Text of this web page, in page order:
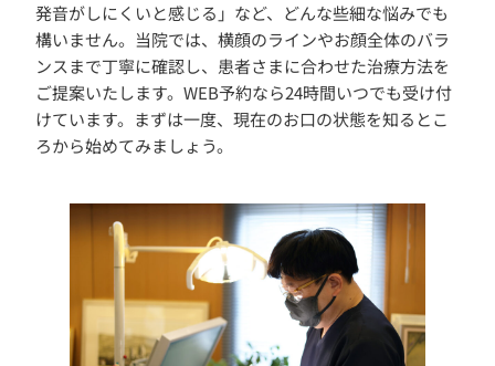
発音がしにくいと感じる」など、どんな些細な悩みでも
構いません。当院では、横顔のラインやお顔全体のバラ
ンスまで丁寧に確認し、患者さまに合わせた治療方法を
ご提案いたします。WEB予約なら24時間いつでも受け付
けています。まずは一度、現在のお口の状態を知るとこ
ろから始めてみましょう。